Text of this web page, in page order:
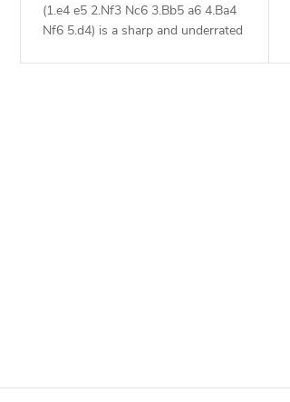
(1.e4 e5 2.Nf3 Nc6 3.Bb5 a6 4.Ba4
Nf6 5.d4) is a sharp and underrated
i